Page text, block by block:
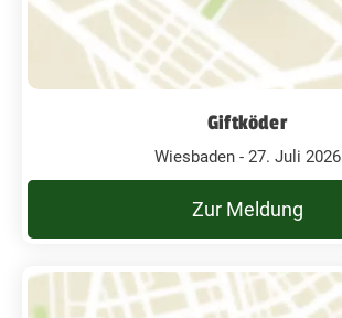
Giftköder
Wiesbaden - 27. Juli 2026
Zur Meldung